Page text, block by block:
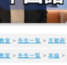
室 > 先生一覧 > 京都府
室 > 先生一覧 > 本線 >